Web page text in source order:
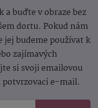
a buďte v obraze bez
dortu. Pokud nám
jej budeme používat k
zajímavých
si svoji emailovou
potvrzovací e-mail.